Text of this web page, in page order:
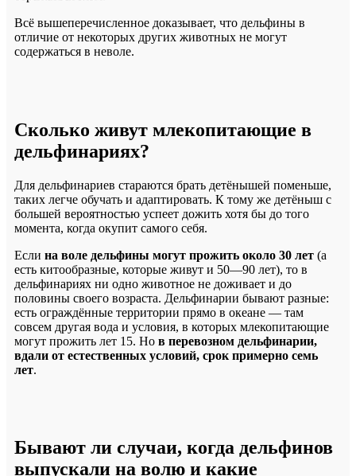
Всё вышеперечисленное доказывает, что дельфины в
отличие от некоторых других животных не могут
содержаться в неволе.
Сколько живут млекопитающие в
дельфинариях?
Для дельфинариев стараются брать детёнышей поменьше,
таких легче обучать и адаптировать. К тому же детёныш с
большей вероятностью успеет дожить хотя бы до того
момента, когда окупит самого себя.
Если на воле дельфины могут прожить около 30 лет (а
есть китообразные, которые живут и 50—90 лет), то в
дельфинариях ни одно животное не доживает и до
половины своего возраста. Дельфинарии бывают разные:
есть ограждённые территории прямо в океане — там
совсем другая вода и условия, в которых млекопитающие
могут прожить лет 15. Но в перевозном дельфинарии,
вдали от естественных условий, срок примерно семь
лет.
Бывают ли случаи, когда дельфинов
выпускали на волю и какие